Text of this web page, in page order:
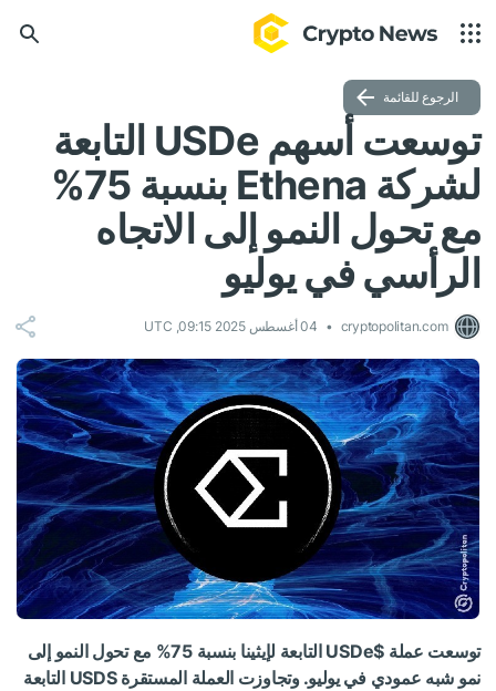
الرجوع للقائمة
توسعت أسهم USDe التابعة
لشركة Ethena بنسبة 75%
مع تحول النمو إلى الاتجاه
الرأسي في يوليو
cryptopolitan.com 04 أغسطس 2025 09:15, UTC
توسعت عملة $USDe
التابعة لإيثينا بنسبة 75% مع تحول النمو إلى
نمو شبه عمودي في يوليو. وتجاوزت العملة المستقرة USDS التابعة